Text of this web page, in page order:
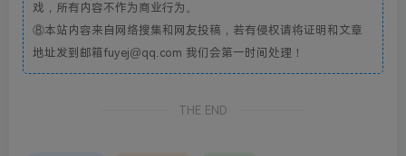
戏，所有内容不作为商业行为。
⑧本站内容来自网络搜集和网友投稿，若有侵权请将证明和文章
地址发到邮箱fuyej@qq.com 我们会第一时间处理！
THE END